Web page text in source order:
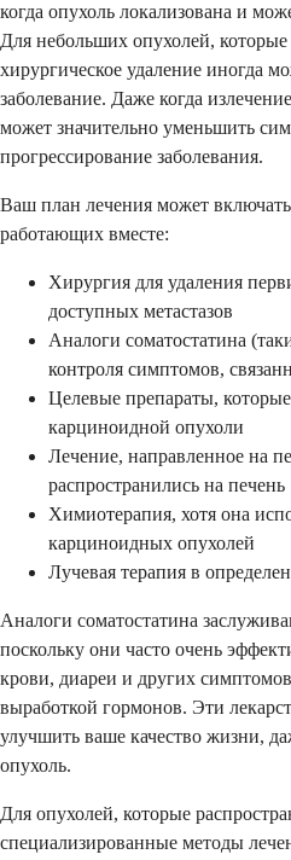
когда опухоль локализована и
Для небольших опухолей, которые
хирургическое удаление иногда
заболевание. Даже когда
может значительно уменьшить
прогрессирование заболевания.
Ваш план лечения может включать
работающих вместе:
Хирургия для удаления
доступных метастазов
Аналоги соматостатина
контроля симптомов,
Целевые препараты,
карциноидной опухоли
Лечение, направленное на
распространились на печень
Химиотерапия, хотя она
карциноидных опухолей
Лучевая терапия в
Аналоги соматостатина
поскольку они часто очень
крови, диареи и других
выработкой гормонов. Эти
улучшить ваше качество жизни,
опухоль.
Для опухолей, которые
специализированные методы